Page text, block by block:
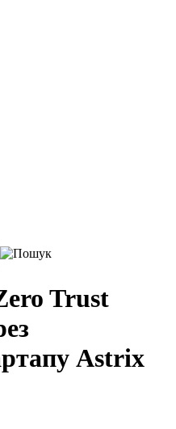
Trust
Astrix